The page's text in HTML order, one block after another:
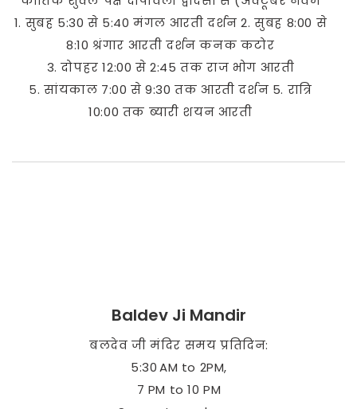
1. सुबह 5:30 से 5:40 मंगल आरती दर्शन 2. सुबह 8:00 से
8:10 श्रंगार आरती दर्शन कनक कटोर
3. दोपहर 12:00 से 2:45 तक राज भोग आरती
५. सांयकाल 7:00 से 9:30 तक आरती दर्शन 5. रात्रि
10:00 तक ब्यारी शयन आरती
Baldev Ji Mandir
बलदेव जी मंदिर समय प्रतिदिन:
5:30 AM to 2PM,
7 PM to 10 PM